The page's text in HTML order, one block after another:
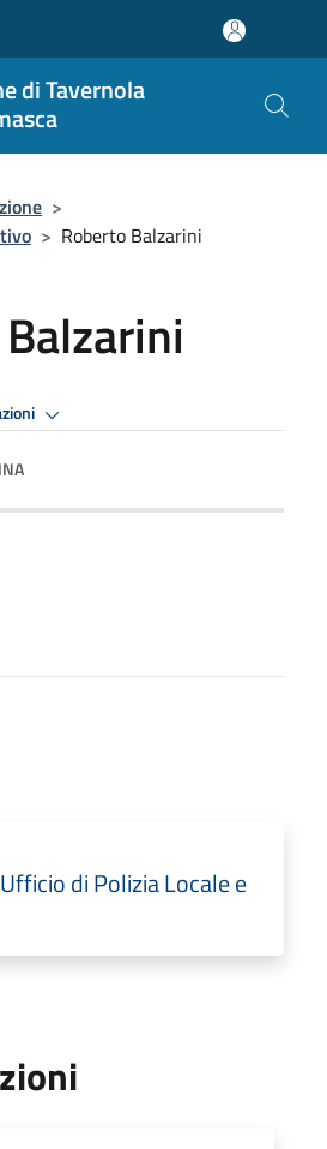
di Tavernola
>
> Roberto Balzarini
di Polizia Locale e